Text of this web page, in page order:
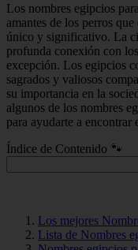
Los nombres egipcios
amantes de los perros
único y significativo. La
profunda conexión con
excepción. Los egipcios
sagrados y valiosos
su importancia en la
algunos de los nombres
para ayudarte a encontrar
Índice de Contenido 🐾
Los mejores
Lista de Nombres